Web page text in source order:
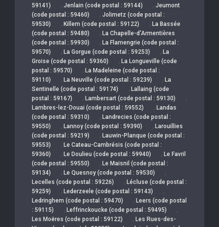
59141)
, Jenlain (code postal : 59144) , Jeumont
(code postal : 59460)
, Jolimetz (code postal :
59530)
, Killem (code postal : 59122) , La Bassée
(code postal : 59480)
, La Chapelle-d'Armentières
(code postal : 59930)
, La Flamengrie (code postal :
59570)
, La Gorgue (code postal : 59253) , La
Groise (code postal : 59360)
, La Longueville (code
postal : 59570)
, La Madeleine (code postal :
59110)
, La Neuville (code postal : 59239) , La
Sentinelle (code postal : 59174)
, Lallaing (code
postal : 59167)
, Lambersart (code postal : 59130) ,
Lambres-lez-Douai (code postal : 59552) , Landas
(code postal : 59310)
, Landrecies (code postal :
59550)
, Lannoy (code postal : 59390) , Larouillies
(code postal : 59219)
, Lauwin-Planque (code postal :
59553)
, Le Cateau-Cambrésis (code postal :
59360)
, Le Doulieu (code postal : 59940) , Le Favril
(code postal : 59550)
, Le Maisnil (code postal :
59134)
, Le Quesnoy (code postal : 59530) ,
Lecelles (code postal : 59226) , Lécluse (code postal :
59259)
, Lederzeele (code postal : 59143) ,
Ledringhem (code postal : 59470) , Leers (code postal
: 59115)
, Leffrinckoucke (code postal : 59495) ,
Les Moëres (code postal : 59122) , Les Rues-des-